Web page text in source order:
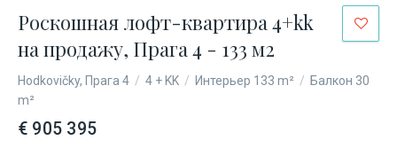
Роскошная лофт-квартира 4+kk
на продажу, Прага 4 - 133 м2
Hodkovičky, Прага 4 / 4 + KK / Интерьер 133 m² / Балкон 30
m²
€ 905 395